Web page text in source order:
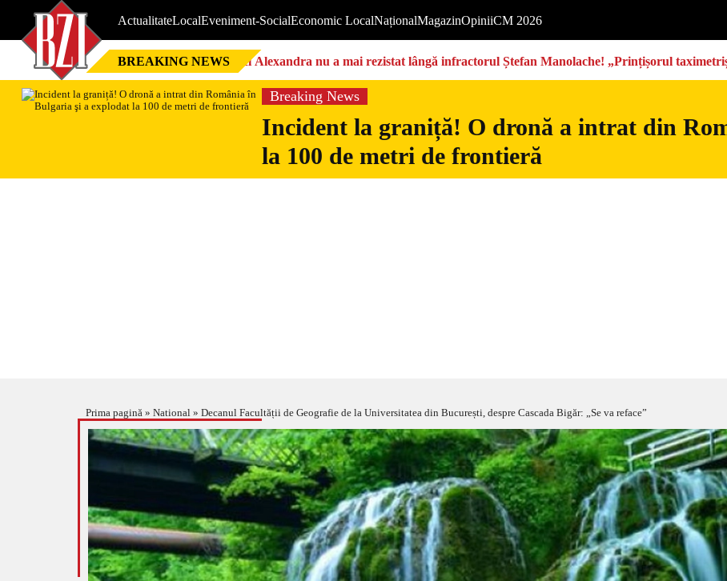
ActualitateLocalEveniment-SocialEconomic LocalNaționalMagazinOpiniiCM 2026
BREAKING NEWS Nici Alexandra nu a mai rezistat lângă infractorul Ștefan Manolache! „Prințișorul
Breaking News
Incident la graniță! O dronă a intrat din
la 100 de metri de frontieră
Prima pagină » National » Decanul Facultății de Geografie de la Universitatea din București, despre Cascada Bigăr: „Se va reface”